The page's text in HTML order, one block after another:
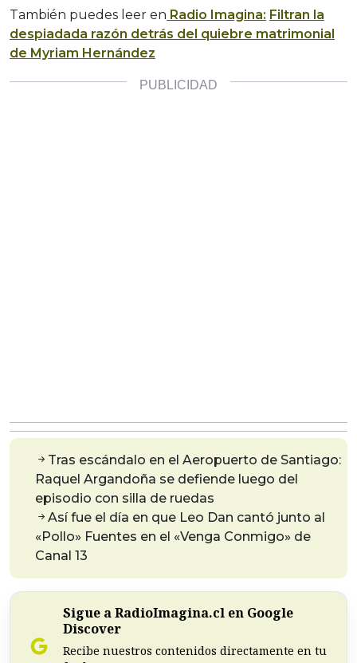
También puedes leer en Radio Imagina: Filtran la
despiadada razón detrás del quiebre matrimonial
de Myriam Hernández
Tras escándalo en el Aeropuerto de Santiago:
Raquel Argandoña se defiende luego del
episodio con silla de ruedas
Así fue el día en que Leo Dan cantó junto al
«Pollo» Fuentes en el «Venga Conmigo» de
Canal 13
Sigue a RadioImagina.cl en Google
Discover
Recibe nuestros contenidos directamente en tu